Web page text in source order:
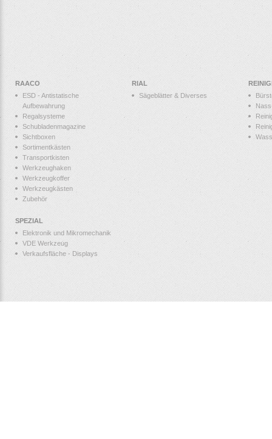
RAACO
ESD - Antistatische
Aufbewahrung
Regalsysteme
Schubladenmagazine
Sichtboxen
Sortimentkästen
Transportkisten
Werkzeughaken
Werkzeugkoffer
Werkzeugkästen
Zubehör
RIAL
Sägeblätter & Diverses
SPEZIAL
Elektronik und Mikromechanik
VDE Werkzeug
Verkaufsfläche - Displays